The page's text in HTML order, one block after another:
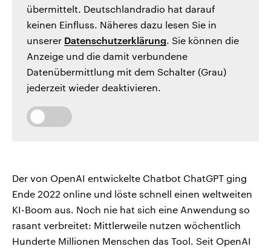
übermittelt. Deutschlandradio hat darauf
keinen Einfluss. Näheres dazu lesen Sie in
unserer Datenschutzerklärung. Sie können die
Anzeige und die damit verbundene
Datenübermittlung mit dem Schalter (Grau)
jederzeit wieder deaktivieren.
Der von OpenAI entwickelte Chatbot ChatGPT ging
Ende 2022 online und löste schnell einen weltweiten
KI-Boom aus. Noch nie hat sich eine Anwendung so
rasant verbreitet: Mittlerweile nutzen wöchentlich
Hunderte Millionen Menschen das Tool. Seit OpenAI